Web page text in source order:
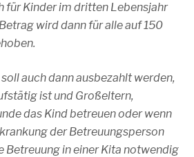
für Kinder im dritten Lebensjahr
wird dann für alle auf 150
auch dann ausbezahlt werden,
ist und Großeltern,
das Kind betreuen oder wenn
der Betreuungsperson
Betreuung in einer Kita notwendig